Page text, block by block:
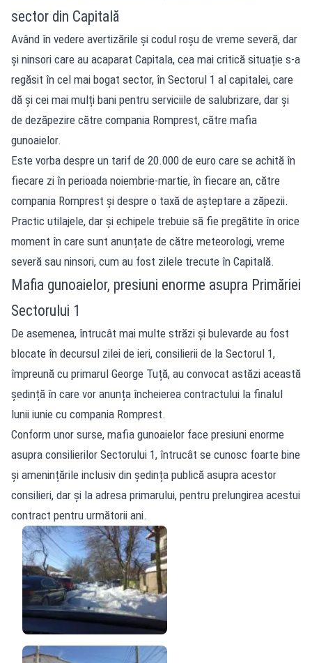
sector din Capitală
Având în vedere avertizările și codul roșu de vreme severă, dar
și ninsori care au acaparat Capitala, cea mai critică situație s-a
regăsit în cel mai bogat sector, în Sectorul 1 al capitalei, care
dă și cei mai mulți bani pentru serviciile de salubrizare, dar și
de dezăpezire către compania Romprest, către mafia
gunoaielor.
Este vorba despre un tarif de 20.000 de euro care se achită în
fiecare zi în perioada noiembrie-martie, în fiecare an, către
compania Romprest și despre o taxă de așteptare a zăpezii.
Practic utilajele, dar și echipele trebuie să fie pregătite în orice
moment în care sunt anunțate de către meteorologi, vreme
severă sau ninsori, cum au fost zilele trecute în Capitală.
Mafia gunoaielor, presiuni enorme asupra Primăriei
Sectorului 1
De asemenea, întrucât mai multe străzi și bulevarde au fost
blocate în decursul zilei de ieri, consilierii de la Sectorul 1,
împreună cu primarul George Tuță, au convocat astăzi această
ședință în care vor anunța încheierea contractului la finalul
lunii iunie cu compania Romprest.
Conform unor surse, mafia gunoaielor face presiuni enorme
asupra consilierilor Sectorului 1, întrucât se cunosc foarte bine
și amenințările inclusiv din ședința publică asupra acestor
consilieri, dar și la adresa primarului, pentru prelungirea acestui
contract pentru următorii ani.